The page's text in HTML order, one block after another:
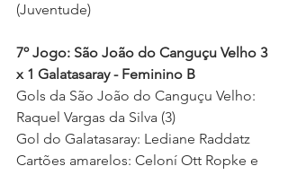
(Juventude)
7º Jogo: São João do Canguçu Velho 3
x 1 Galatasaray - Feminino B
Gols da São João do Canguçu Velho:
Raquel Vargas da Silva (3)
Gol do Galatasaray: Lediane Raddatz
Cartões amarelos: Celoní Ott Ropke e